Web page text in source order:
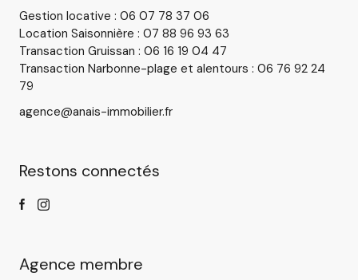
Gestion locative : 06 07 78 37 06
Location Saisonnière : 07 88 96 93 63
Transaction Gruissan : 06 16 19 04 47
Transaction Narbonne-plage et alentours : 06 76 92 24
79
agence@anais-immobilier.fr
Restons connectés
Agence membre